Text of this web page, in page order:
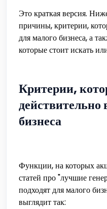
Это краткая версия.
причины, критерии,
для малого бизнеса, а
которые стоит искать
Критерии,
бизнеса
Функции, на которых
статей про "лучшие
подходят для малого
выглядит так: